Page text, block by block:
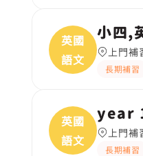
英國
語文
小四,
上門補
長期補習
英國
語文
year
上門補
長期補習